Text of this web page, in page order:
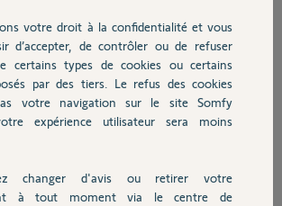
pro
8 ans
au fil de discussion
haut, je dirais que c'est presque mieux.
votre droit à la confidentialité et vous
d’accepter, de contrôler ou de refuser
certains types de cookies ou certains
par des tiers. Le refus des cookies
votre navigation sur le site Somfy
expérience utilisateur sera moins
changer d'avis ou retirer votre
à tout moment via le centre de